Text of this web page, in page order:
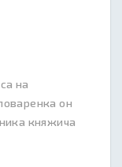
на
он
княжича